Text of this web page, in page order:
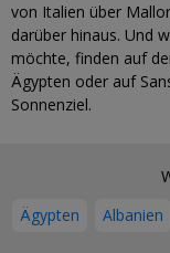
von Italien über
darüber hinaus. Und
möchte, finden auf
Ägypten oder auf
Sonnenziel.
Ägypten
Albanien